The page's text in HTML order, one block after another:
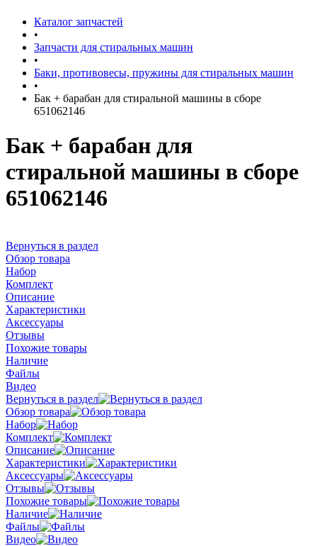
Каталог запчастей
•
Запчасти для стиральных машин
•
Баки, противовесы, пружины для стиральных машин
•
Бак + барабан для стиральной машины в сборе
651062146
Бак + барабан для
стиральной машины в сборе
651062146
Вернуться в раздел
Обзор товара
Набор
Комплект
Описание
Характеристики
Аксессуары
Отзывы
Похожие товары
Наличие
Файлы
Видео
Вернуться в раздел
Обзор товара
Набор
Комплект
Описание
Характеристики
Аксессуары
Отзывы
Похожие товары
Наличие
Файлы
Видео